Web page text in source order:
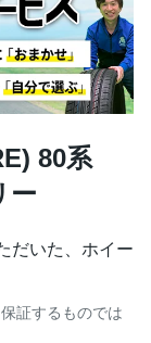
80系
ー
だいた、ホイー
証するものでは